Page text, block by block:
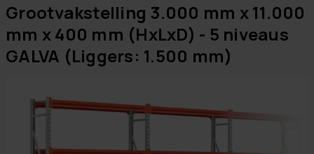
Grootvakstelling 3.000 mm x 11.000
mm x 400 mm (HxLxD) - 5 niveaus
GALVA (Liggers: 1.500 mm)